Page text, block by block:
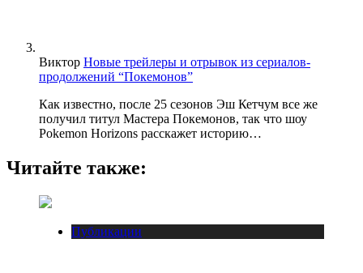
Виктор Новые трейлеры и отрывок из сериалов-
продолжений “Покемонов”
Как известно, после 25 сезонов Эш Кетчум все же
получил титул Мастера Покемонов, так что шоу
Pokemon Horizons расскажет историю…
Читайте также:
Публикации